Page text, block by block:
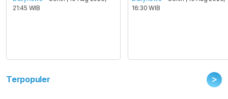
21:45 WIB
16:30 WIB
Terpopuler >